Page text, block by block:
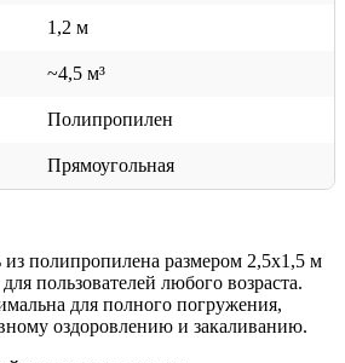
1,2 м
~4,5 м³
Полипропилен
Прямоугольная
из полипропилена размером 2,5х1,5 м
пользователей любого возраста.
для полного погружения,
оздоровлению и закаливанию.